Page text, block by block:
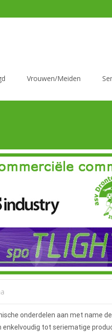
Vrouwen/Meiden
onderdelen aan met name
enkelvoudig tot seriematige